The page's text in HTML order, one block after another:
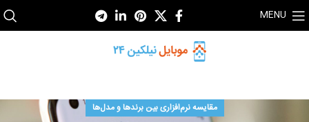
MENU
مقایسه نرم‌افزاری بین برندها و مدل‌ها